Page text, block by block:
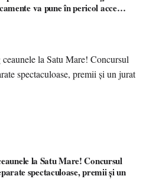
va pune în pericol accesul
spectaculoase, premii și un